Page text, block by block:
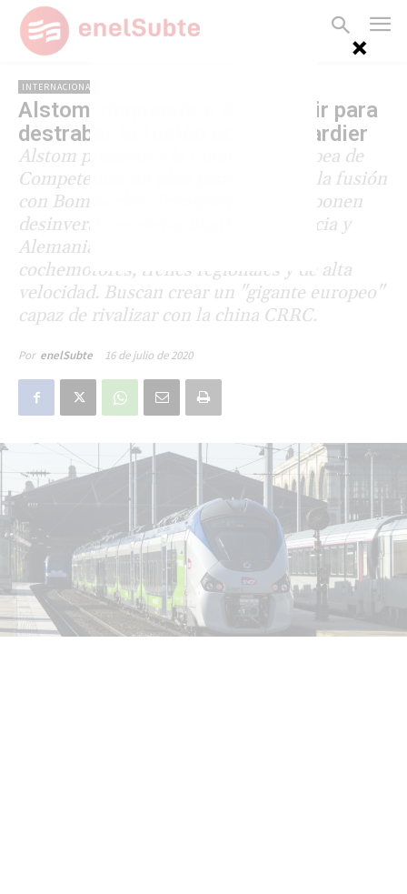
INTERNACIONAL
Alstom, dispuesta a desinvertir para
destrabar la fusión con Bombardier
Alstom presentó a la Comisión Europea de
Competencia un plan para destrabar la fusión
con Bombardier Transportation: proponen
desinvertir en varias plantas en Francia y
Alemania y vender desarrollos de
cochemotores, trenes regionales y de alta
velocidad. Buscan crear un "gigante europeo"
capaz de rivalizar con la china CRRC.
Por enelSubte 16 de julio de 2020